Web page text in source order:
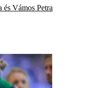
Vámos Petra